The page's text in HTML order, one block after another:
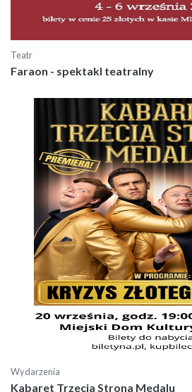
Teatr
Faraon - spektakl teatralny
Wydarzenia
Kabaret Trzecia Strona Medalu